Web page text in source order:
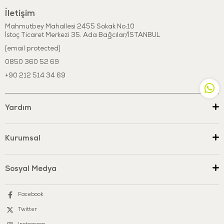
Ürün ölçü : 15x5x15cm
3+ ay bebekler için uygundur.
Lütfen oyuncağı çocuklara vermeden üzerindeki uyarıları okuyunuz.
İletişim
Mahmutbey Mahallesi 2455 Sokak No:10
İstoç Ticaret Merkezi 35. Ada Bağcılar/İSTANBUL
[email protected]
0850 360 52 69
+90 212 514 34 69
Yardım
Kurumsal
Sosyal Medya
Facebook
Twitter